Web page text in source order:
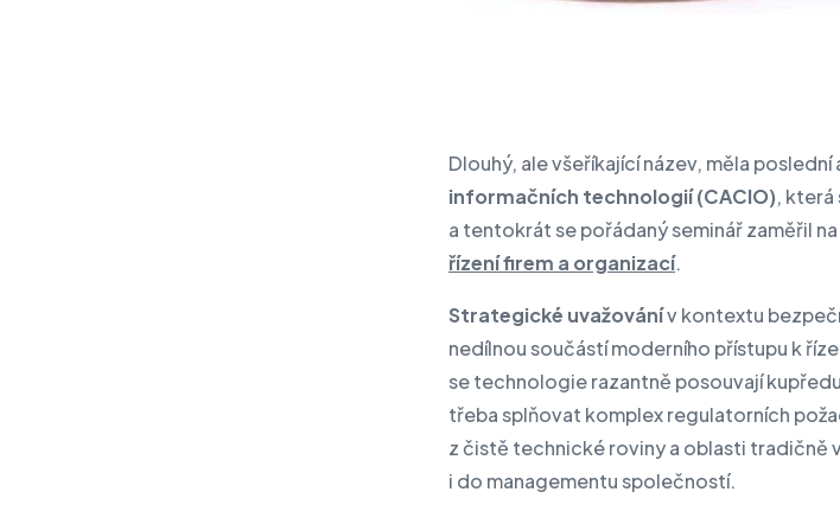
Dlouhý, ale všeříkající název, měla poslední
informačních technologií (CACIO), která
a tentokrát se pořádaný seminář zaměřil
řízení firem a organizací.
Strategické uvažovánív kontextu
nedílnou součástí moderního přístupu k
se technologie razantně posouvají
třeba splňovat komplex regulatorních
z čistě technické roviny a oblasti tradičně
i do managementu společností.